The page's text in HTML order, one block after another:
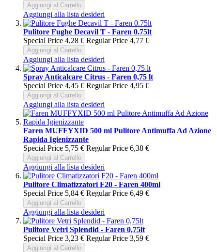
Aggiungi al Carrello
Aggiungi alla lista desideri
Pulitore Fughe Decavil T - Faren 0.75lt
Special Price 4,28 € Regular Price 4,77 €
Aggiungi al Carrello
Aggiungi alla lista desideri
Spray Anticalcare Citrus - Faren 0,75 lt
Special Price 4,45 € Regular Price 4,95 €
Aggiungi al Carrello
Aggiungi alla lista desideri
Faren MUFFYXID 500 ml Pulitore Antimuffa Ad Azione
Rapida Igienizzante
Special Price 5,75 € Regular Price 6,38 €
Aggiungi al Carrello
Aggiungi alla lista desideri
Pulitore Climatizzatori F20 - Faren 400ml
Special Price 5,84 € Regular Price 6,49 €
Aggiungi al Carrello
Aggiungi alla lista desideri
Pulitore Vetri Splendid - Faren 0,75lt
Special Price 3,23 € Regular Price 3,59 €
Aggiungi al Carrello